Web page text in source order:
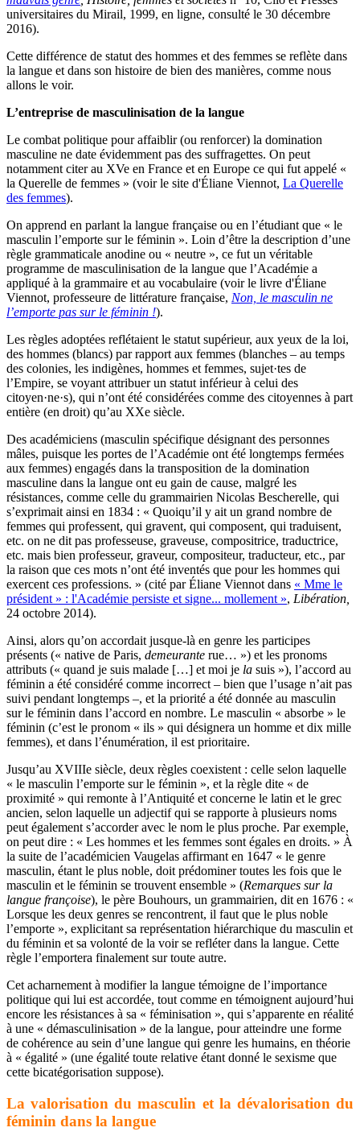
universitaires du Mirail, 1999, en ligne, consulté le 30 décembre
2016).
Cette différence de statut des hommes et des femmes se reflète dans
la langue et dans son histoire de bien des manières, comme nous
allons le voir.
L’entreprise de masculinisation de la langue
Le combat politique pour affaiblir (ou renforcer) la domination
masculine ne date évidemment pas des suffragettes. On peut
notamment citer au XVe en France et en Europe ce qui fut appelé «
la Querelle de femmes » (voir le site d'Éliane Viennot, La Querelle
des femmes).
On apprend en parlant la langue française ou en l’étudiant que « le
masculin l’emporte sur le féminin ». Loin d’être la description d’une
règle grammaticale anodine ou « neutre », ce fut un véritable
programme de masculinisation de la langue que l’Académie a
appliqué à la grammaire et au vocabulaire (voir le livre d'Éliane
Viennot, professeure de littérature française, Non, le masculin ne
l’emporte pas sur le féminin !).
Les règles adoptées reflétaient le statut supérieur, aux yeux de la loi,
des hommes (blancs) par rapport aux femmes (blanches – au temps
des colonies, les indigènes, hommes et femmes, sujet·tes de
l’Empire, se voyant attribuer un statut inférieur à celui des
citoyen·ne·s), qui n’ont été considérées comme des citoyennes à part
entière (en droit) qu’au XXe siècle.
Des académiciens (masculin spécifique désignant des personnes
mâles, puisque les portes de l’Académie ont été longtemps fermées
aux femmes) engagés dans la transposition de la domination
masculine dans la langue ont eu gain de cause, malgré les
résistances, comme celle du grammairien Nicolas Bescherelle, qui
s’exprimait ainsi en 1834 : « Quoiqu’il y ait un grand nombre de
femmes qui professent, qui gravent, qui composent, qui traduisent,
etc. on ne dit pas professeuse, graveuse, compositrice, traductrice,
etc. mais bien professeur, graveur, compositeur, traducteur, etc., par
la raison que ces mots n’ont été inventés que pour les hommes qui
exercent ces professions. » (cité par Éliane Viennot dans « Mme le
président » : l'Académie persiste et signe... mollement », Libération,
24 octobre 2014).
Ainsi, alors qu’on accordait jusque-là en genre les participes
présents (« native de Paris, demeurante rue… ») et les pronoms
attributs (« quand je suis malade […] et moi je la suis »), l’accord au
féminin a été considéré comme incorrect – bien que l’usage n’ait pas
suivi pendant longtemps –, et la priorité a été donnée au masculin
sur le féminin dans l’accord en nombre. Le masculin « absorbe » le
féminin (c’est le pronom « ils » qui désignera un homme et dix mille
femmes), et dans l’énumération, il est prioritaire.
Jusqu’au XVIIIe siècle, deux règles coexistent : celle selon laquelle
« le masculin l’emporte sur le féminin », et la règle dite « de
proximité » qui remonte à l’Antiquité et concerne le latin et le grec
ancien, selon laquelle un adjectif qui se rapporte à plusieurs noms
peut également s’accorder avec le nom le plus proche. Par exemple,
on peut dire : « Les hommes et les femmes sont égales en droits. » À
la suite de l’académicien Vaugelas affirmant en 1647 « le genre
masculin, étant le plus noble, doit prédominer toutes les fois que le
masculin et le féminin se trouvent ensemble » (Remarques sur la
langue françoise), le père Bouhours, un grammairien, dit en 1676 : «
Lorsque les deux genres se rencontrent, il faut que le plus noble
l’emporte », explicitant sa représentation hiérarchique du masculin et
du féminin et sa volonté de la voir se refléter dans la langue. Cette
règle l’emportera finalement sur toute autre.
Cet acharnement à modifier la langue témoigne de l’importance
politique qui lui est accordée, tout comme en témoignent aujourd’hui
encore les résistances à sa « féminisation », qui s’apparente en réalité
à une « démasculinisation » de la langue, pour atteindre une forme
de cohérence au sein d’une langue qui genre les humains, en théorie
à « égalité » (une égalité toute relative étant donné le sexisme que
cette bicatégorisation suppose).
La valorisation du masculin et la dévalorisation du
féminin dans la langue